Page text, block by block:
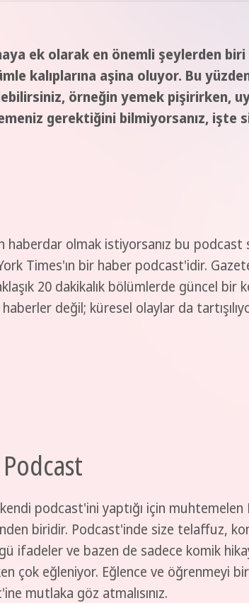
ek olarak en önemli şeylerden
kalıplarına aşina oluyor. Bu
örneğin yemek pişirirken,
gerektiğini bilmiyorsanız, işte
haberdar olmak istiyorsanız bu podcast
Times'ın bir haber podcast'idir.
20 dakikalık bölümlerde güncel bir
değil; küresel olaylar da
podcast'ini yaptığı için muhtemelen
biridir. Podcast'inde size telaffuz,
ifadeler ve bazen de sadece komik
çok eğleniyor. Eğlence ve öğrenmeyi
mutlaka göz atmalısınız.